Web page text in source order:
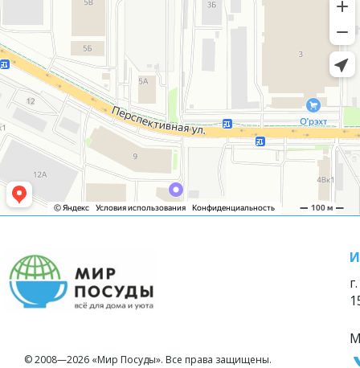
© 2008—2026 «Мир Посуды». Все права защищены.